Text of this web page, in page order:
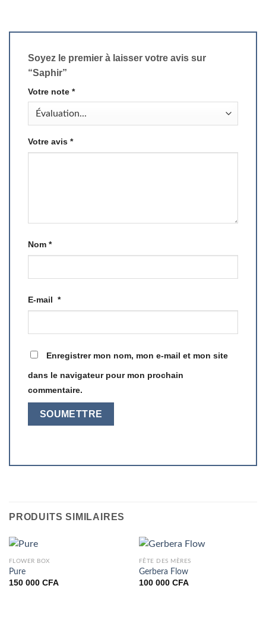
Soyez le premier à laisser votre avis sur
“Saphir”
Votre note *
Votre avis *
Nom *
E-mail *
Enregistrer mon nom, mon e-mail et mon site
dans le navigateur pour mon prochain
commentaire.
PRODUITS SIMILAIRES
FLOWER BOX
Pure
150 000 CFA
FÊTE DES MÈRES
Gerbera Flow
100 000 CFA